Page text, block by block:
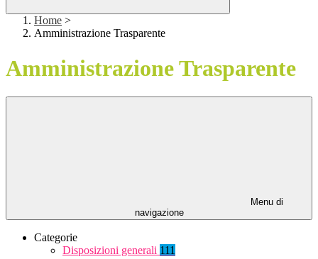
Home >
Amministrazione Trasparente
Amministrazione Trasparente
Menu di
navigazione
Categorie
Disposizioni generali 111